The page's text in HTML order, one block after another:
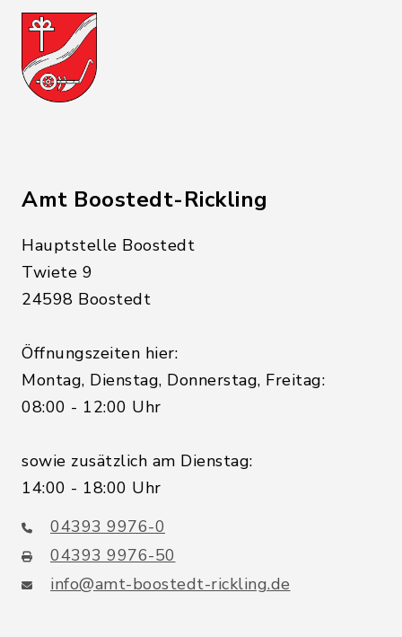
Amt Boostedt-Rickling
Hauptstelle Boostedt
Twiete 9
24598 Boostedt
Öffnungszeiten hier:
Montag, Dienstag, Donnerstag, Freitag:
08:00 - 12:00 Uhr
sowie zusätzlich am Dienstag:
14:00 - 18:00 Uhr
04393 9976-0
04393 9976-50
info@amt-boostedt-rickling.de